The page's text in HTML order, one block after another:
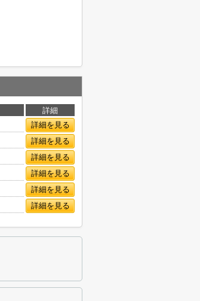
詳細
詳細を見る
詳細を見る
詳細を見る
詳細を見る
詳細を見る
詳細を見る